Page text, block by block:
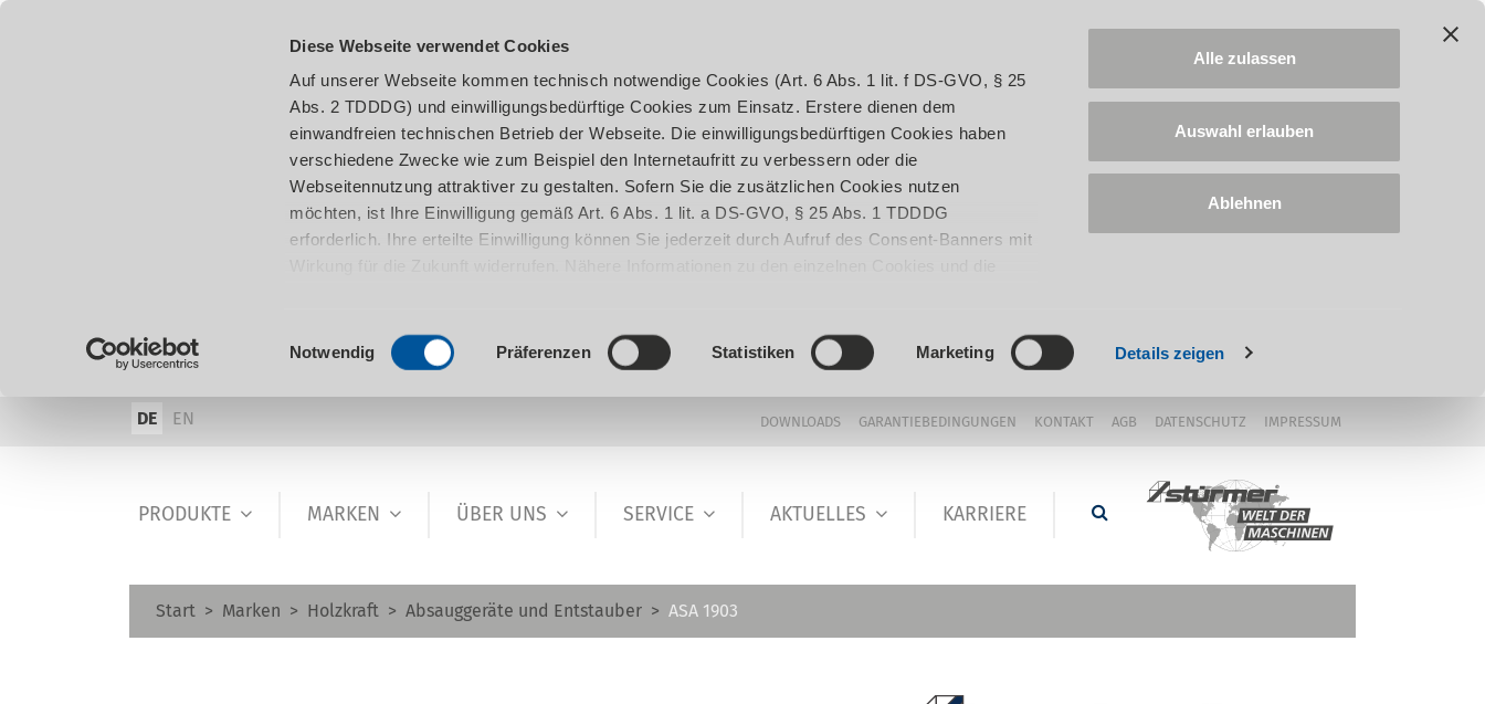
Diese Webseite verwendet Cookies
Auf unserer Webseite kommen technisch notwendige Cookies (Art. 6 Abs. 1 lit. f DS-GVO, § 25
Abs. 2 TDDDG) und einwilligungsbedürftige Cookies zum Einsatz. Erstere dienen dem
einwandfreien technischen Betrieb der Webseite. Die einwilligungsbedürftigen Cookies haben
verschiedene Zwecke wie zum Beispiel den Internetaufritt zu verbessern oder die
Webseitennutzung attraktiver zu gestalten. Sofern Sie die zusätzlichen Cookies nutzen
möchten, ist Ihre Einwilligung gemäß Art. 6 Abs. 1 lit. a DS-GVO, § 25 Abs. 1 TDDDG
erforderlich. Ihre erteilte Einwilligung können Sie jederzeit durch Aufruf des Consent-Banners mit
Einwilligungsauswahl
Notwendig Präferenzen Statistiken Marketing Details zeigen
Alle zulassen
Auswahl erlauben
Ablehnen
DE EN DOWNLOADS GARANTIEBEDINGUNGEN KONTAKT AGB DATENSCHUTZ IMPRESSUM
PRODUKTE MARKEN ÜBER UNS SERVICE AKTUELLES KARRIERE
Start Marken Holzkraft Absauggeräte und Entstauber ASA 1903